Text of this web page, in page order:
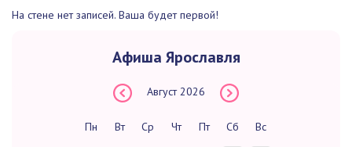
На стене нет записей. Ваша будет первой!
Афиша Ярославля
Август 2026
Пн Вт Ср Чт Пт Сб Вс